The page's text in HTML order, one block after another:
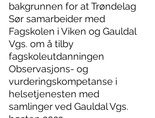
bakgrunnen for at Trøndelag
Sør samarbeider med
Fagskolen i Viken og Gauldal
Vgs. om å tilby
fagskoleutdanningen
Observasjons- og
vurderingskompetanse i
helsetjenesten med
samlinger ved Gauldal Vgs.